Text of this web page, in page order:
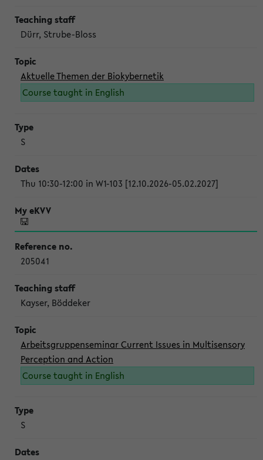
Dürr, Strube-Bloss
Aktuelle Themen der Biokybernetik
Course taught in English
S
Thu 10:30-12:00 in W1-103 [12.10.2026-05.02.2027]
205041
Kayser, Böddeker
Arbeitsgruppenseminar Current Issues in Multisensory
Perception and Action
Course taught in English
S